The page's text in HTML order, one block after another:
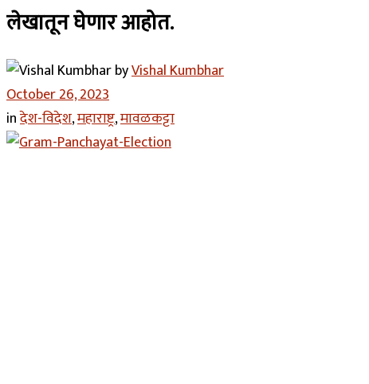
लेखातून घेणार आहोत.
byVishal Kumbhar
October 26, 2023
inदेश-विदेश,महाराष्ट्र,मावळकट्टा